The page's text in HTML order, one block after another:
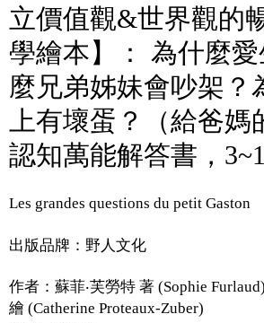
立價值觀&世界觀的
學繪本】： 為什麼
麼兄弟姊妹會吵架？
上有壞蛋？（給爸媽
認知萬能解答書，
Les grandes questions du petit Gaston
出版品牌：野人文化
作者： 蘇菲‧芙勞特 著 (Sophie
繪 (Catherine Proteaux-Zuber)